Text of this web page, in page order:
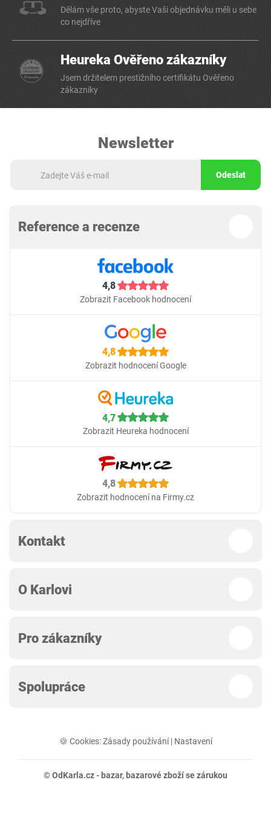
Dělám vše proto, abyste Vaši objednávku měli u sebe
co nejdříve
Heureka Ověřeno zákazníky
Jsem držitelem prestižního certifikátu Ověřeno
zákazníky
Newsletter
Odeslat
Reference a recenze
4,8
Zobrazit Facebook hodnocení
4,8
Zobrazit hodnocení Google
4,7
Zobrazit Heureka hodnocení
4,8
Zobrazit hodnocení na Firmy.cz
Kontakt
O Karlovi
Pro zákazníky
Spolupráce
🍪 Cookies:Zásady používání| Nastavení
© OdKarla.cz - bazar, bazarové zboží se zárukou